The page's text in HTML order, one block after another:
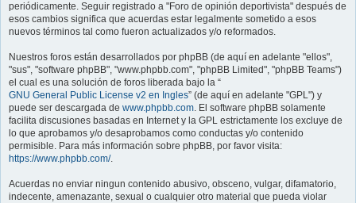
periódicamente. Seguir registrado a "Foro de opinión deportivista" después de
esos cambios significa que acuerdas estar legalmente sometido a esos
nuevos términos tal como fueron actualizados y/o reformados.
Nuestros foros están desarrollados por phpBB (de aquí en adelante "ellos",
"sus", "software phpBB", "www.phpbb.com", "phpBB Limited", "phpBB Teams")
el cual es una solución de foros liberada bajo la “
GNU General Public License v2 en Ingles” (de aquí en adelante "GPL") y
puede ser descargada de www.phpbb.com. El software phpBB solamente
facilita discusiones basadas en Internet y la GPL estrictamente los excluye de
lo que aprobamos y/o desaprobamos como conductas y/o contenido
permisible. Para más información sobre phpBB, por favor visita:
https://www.phpbb.com/.
Acuerdas no enviar ningun contenido abusivo, obsceno, vulgar, difamatorio,
indecente, amenazante, sexual o cualquier otro material que pueda violar